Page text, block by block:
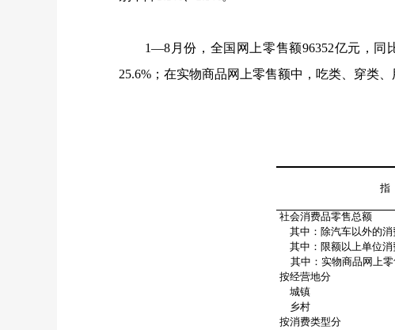
1—8 月份，全国网上零售额96352亿元，同
25.6% ；在实物商品网上零售额中，吃类、穿类
社会消费品零售总额
其中：除汽车以外的消
其中：限额以上单位消
其中：实物商品网上
按经营地分
城镇
乡村
按消费类型分